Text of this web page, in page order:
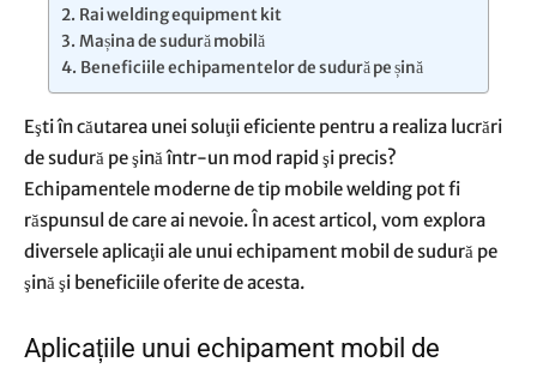
Rai welding equipment kit
Mașina de sudură mobilă
Beneficiile echipamentelor de sudură pe șină
Eşti în căutarea unei soluţii eficiente pentru a realiza lucrări
de sudură pe şină într-un mod rapid şi precis?
Echipamentele moderne de tip mobile welding pot fi
răspunsul de care ai nevoie. În acest articol, vom explora
diversele aplicaţii ale unui echipament mobil de sudură pe
şină şi beneficiile oferite de acesta.
Aplicațiile unui echipament mobil de